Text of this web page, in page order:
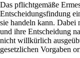
Das pflichtgemäße
Entscheidungsfindung
sie handeln kann. Dabei
und ihre Entscheidung
nicht willkürlich
gesetzlichen Vorgaben